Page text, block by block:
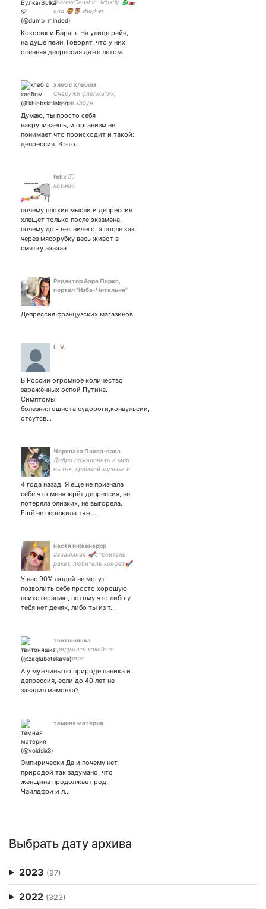
Tokrev/Genshin. Mostly 🐉🏍
and 🦁🦉 she/her
EN/RUS/LV
Кокосик и Бараш. На улице рейн,
на душе пейн. Говорят, что у них
осенняя депрессия даже летом.
хлеб с хлебом
Снаружи флегматик,
внутри клоун
Думаю, ты просто себя
накручиваешь, и организм не
понимает что происходит и такой:
депрессия. В это…
felix ◡̈⃝︎
котики!
почему плохие мысли и депрессия
хлещет только после экзамена,
почему до - нет ничего, а после как
через мясорубку весь живот в
смятку аааааа
Редактор Аэра Пиркс,
портал "Изба-Читальня"
Депрессия французских магазинов
L. V.
В России огромное количество
заражённых оспой Путина.
Симптомы
болезни:тошнота,судороги,конвульсии,
отсутсв…
Черепаха Пахва-вава
Добро пожаловать в мир
нытья, громкой музыки и
mama-bear и панда-
меломан 🐼
4 года назад. Я ещё не признала
себе что меня жрёт депрессия, не
потеряла близких, не выгорела.
Ещё не пережила тяж…
настя инженеррр
#взаимная 🚀строитель
ракет, любитель конфет🚀
да
У нас 90% людей не могут
позволить себе просто хорошую
психотерапию, потому что либо у
тебя нет деняк, либо ты из т…
твитоняшка
придумать какой-то
заголовок
А у мужчины по природе паника и
депрессия, если до 40 лет не
завалил мамонта?
темная материя
Эмпирически Да и почему нет,
природой так задумано, что
женщина продолжает род.
Чайлдфри и л…
Выбрать дату архива
2023 (97)
2022 (323)